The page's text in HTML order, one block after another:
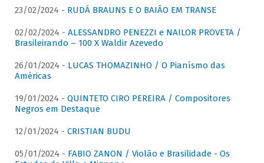
23/02/2024 - RUDÁ BRAUNS E O BAIÃO EM TRANSE
02/02/2024 - ALESSANDRO PENEZZI e NAILOR PROVETA /
Brasileirando – 100 X Waldir Azevedo
26/01/2024 - LUCAS THOMAZINHO / O Pianísmo das
Américas
19/01/2024 - QUINTETO CIRO PEREIRA / Compositores
Negros em Destaque
12/01/2024 - CRISTIAN BUDU
05/01/2024 - FABIO ZANON / Violão e Brasilidade - Os